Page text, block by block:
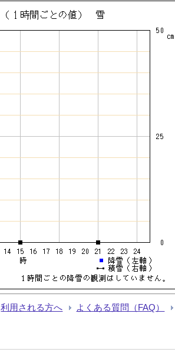
利用される方へ よくある質問（FAQ）